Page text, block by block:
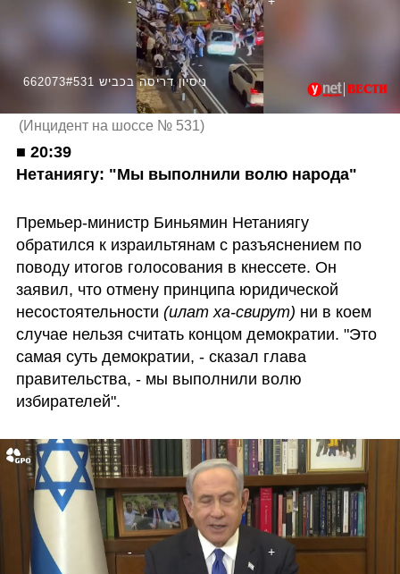
662073#ניסיון דריסה בכביש 531
(Инцидент на шоссе № 531)
■ 20:39
Нетаниягу: "Мы выполнили волю народа"
Премьер-министр Биньямин Нетаниягу
обратился к израильтянам с разъяснением по
поводу итогов голосования в кнессете. Он
заявил, что отмену принципа юридической
несостоятельности (илат ха-свирут) ни в коем
случае нельзя считать концом демократии. "Это
самая суть демократии, - сказал глава
правительства, - мы выполнили волю
избирателей".